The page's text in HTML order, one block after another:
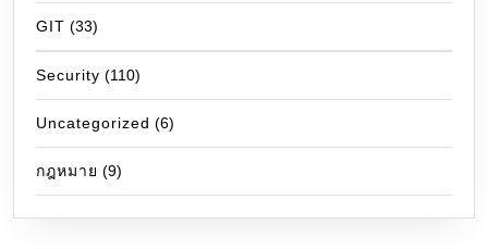
GIT (33)
Security (110)
Uncategorized (6)
กฎหมาย (9)